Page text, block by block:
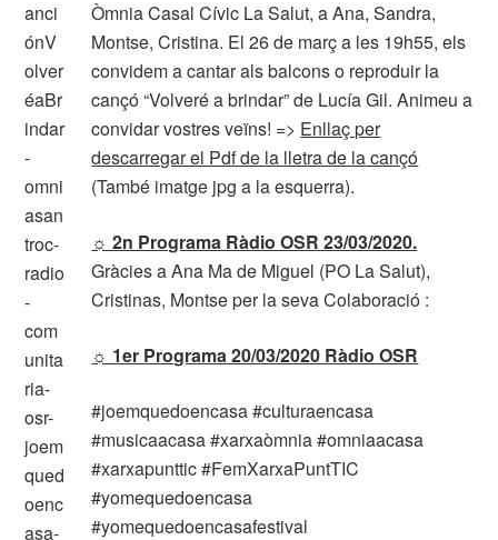
Òmnia Casal Cívic La Salut, a Ana, Sandra,
Montse, Cristina. El 26 de març a les 19h55, els
convidem a cantar als balcons o reproduir la
cançó “Volveré a brindar” de Lucía Gil. Animeu a
convidar vostres veïns! => Enllaç per
descarregar el Pdf de la lletra de la cançó
(També imatge jpg a la esquerra).
☼ 2n Programa Ràdio OSR 23/03/2020.
Gràcies a Ana Ma de Miguel (PO La Salut),
Cristinas, Montse per la seva Colaboració :
☼ 1er Programa 20/03/2020 Ràdio OSR
#joemquedoencasa #culturaencasa
#musicaacasa #xarxaòmnia #omniaacasa
#xarxapunttic #FemXarxaPuntTIC
#yomequedoencasa
#yomequedoencasafestival